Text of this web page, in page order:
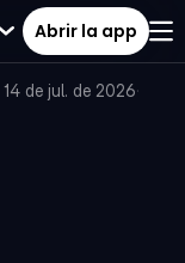
Abrir la app
14 de jul. de 2026·